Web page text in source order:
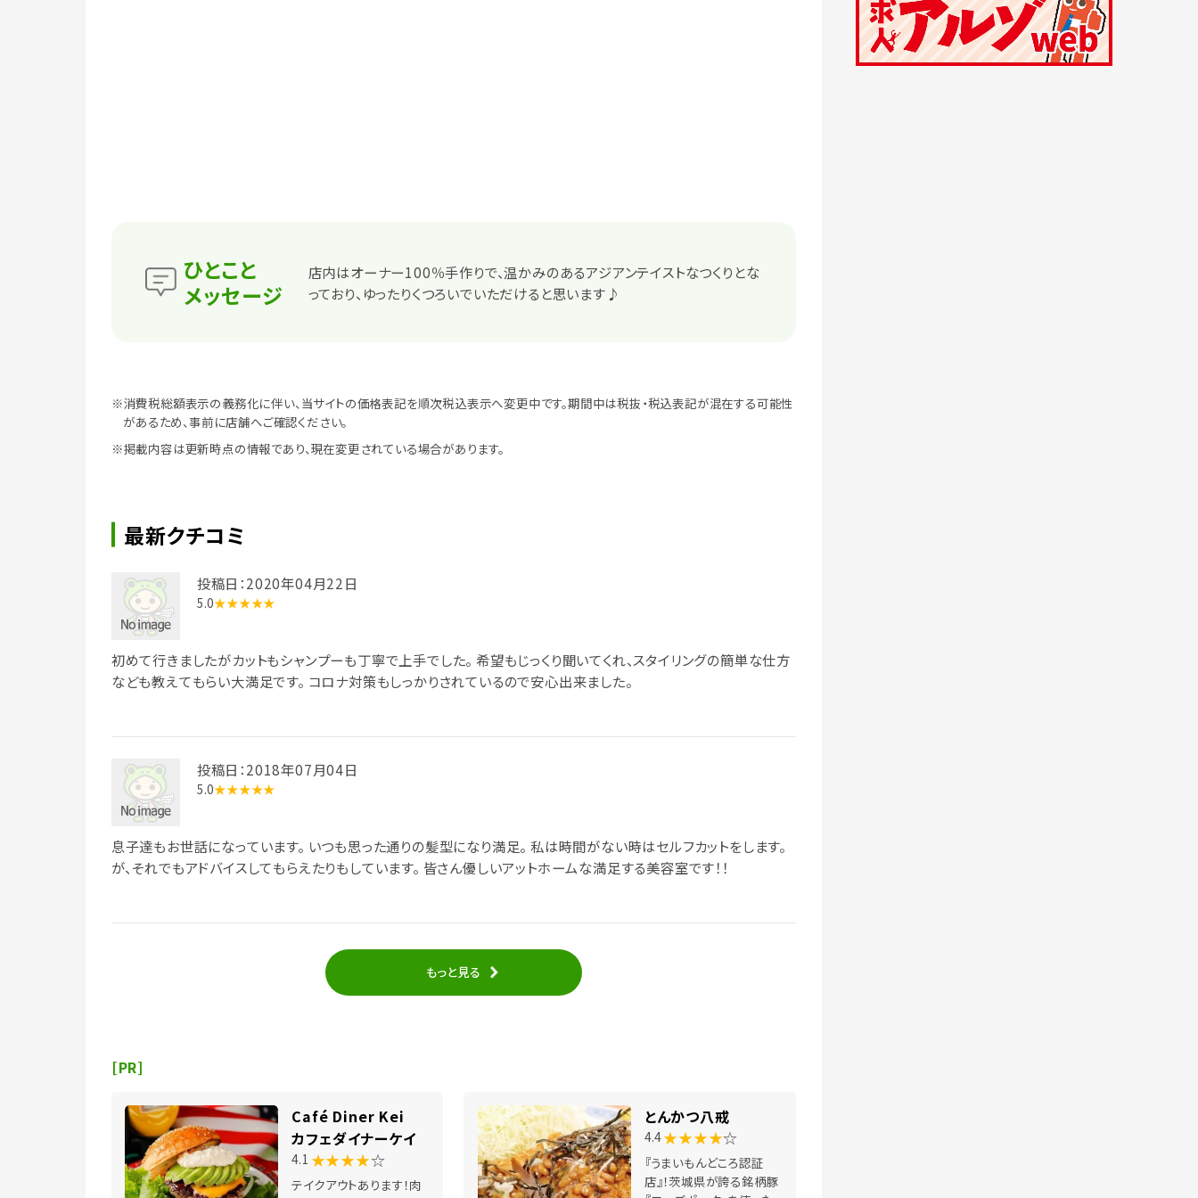
ひとこと
メッセージ
店内はオーナー100％手作りで、温かみのあるアジアンテイストなつくりとな
っており、ゆったりくつろいでいただけると思います♪
※消費税総額表示の義務化に伴い、当サイトの価格表記を順次税込表示へ変更中です。期間中は税抜・税込表記が混在する可能性
があるため、事前に店舗へご確認ください。
※掲載内容は更新時点の情報であり、現在変更されている場合があります。
最新クチコミ
投稿日：2020年04月22日
5.0★★★★★
初めて行きましたがカットもシャンプーも丁寧で上手でした。 希望もじっくり聞いてくれ、スタイリングの簡単な仕方
なども教えてもらい大満足です。 コロナ対策もしっかりされているので安心出来ました。
投稿日：2018年07月04日
5.0★★★★★
息子達もお世話になっています。 いつも思った通りの髪型になり満足。 私は時間がない時はセルフカットをします。
が、それでもアドバイスしてもらえたりもしています。 皆さん優しいアットホームな満足する美容室です！！
もっと見る
[PR]
Café Diner Kei
カフェダイナーケイ
4.1 ★★★★☆
テイクアウトあります！肉
とんかつ八戒
4.4★★★★☆
『うまいもんどころ認証
店』！茨城県が誇る銘柄豚